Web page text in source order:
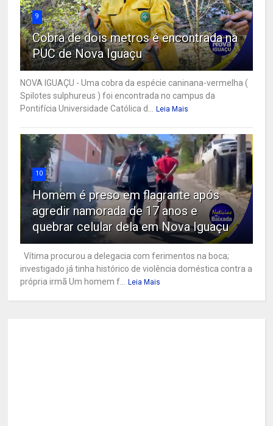
9
Cobra de dois metros é encontrada na
PUC de Nova Iguaçu
NOVA IGUAÇU - Uma cobra da espécie caninana-vermelha (
Spilotes sulphureus ) foi encontrada no campus da
Pontifícia Universidade Católica d...
Leia Mais
10
Homem é preso em flagrante após
agredir namorada de 17 anos e
quebrar celular dela em Nova Iguaçu
Vítima procurou a delegacia com ferimentos na boca;
investigado já tinha histórico de violência doméstica contra a
própria irmã Um homem f...
Leia Mais